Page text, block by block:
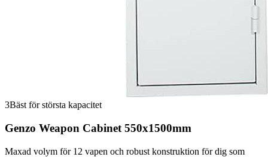
3Bäst för största kapacitet
Genzo Weapon Cabinet 550x1500mm
Maxad volym för 12 vapen och robust konstruktion för dig som